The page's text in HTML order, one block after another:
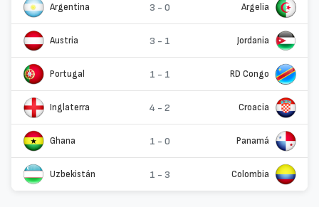
Argentina 3 - 0 Argelia
Austria 3 - 1 Jordania
Portugal 1 - 1 RD Congo
Inglaterra 4 - 2 Croacia
Ghana 1 - 0 Panamá
Uzbekistán 1 - 3 Colombia